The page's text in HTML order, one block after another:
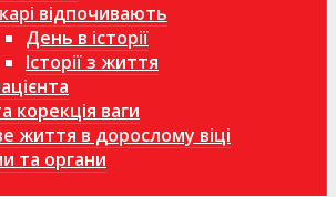
відпочивають
День в історії
Історії з життя
корекція ваги
життя в дорослому віці
та органи